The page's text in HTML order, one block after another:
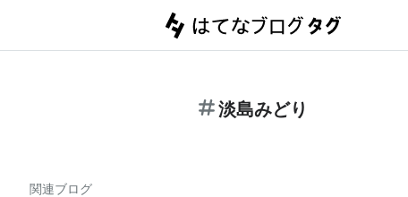
淡島みどり
関連ブログ